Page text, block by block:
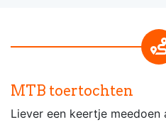
MTB toertochten
Liever een keertje meedoen